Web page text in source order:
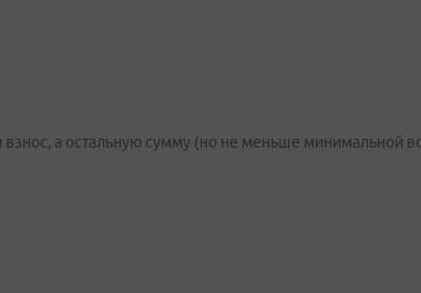
а остальную сумму (но не меньше минимальной